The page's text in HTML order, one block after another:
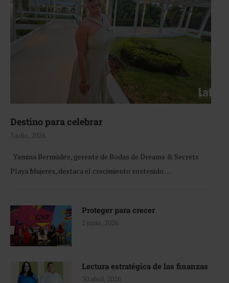
Destino para celebrar
3 julio, 2026
Yamina Bermúdez, gerente de Bodas de Dreams & Secrets
Playa Mujeres, destaca el crecimiento sostenido …
Proteger para crecer
2 junio, 2026
Lectura estratégica de las finanzas
30 abril, 2026